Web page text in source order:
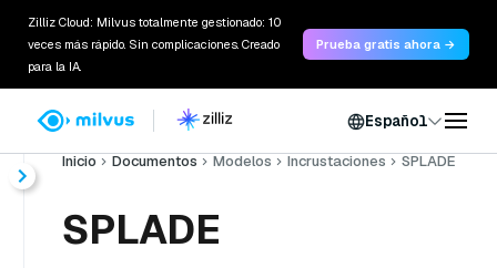
Zilliz Cloud: Milvus totalmente gestionado: 10
veces más rápido. Sin complicaciones. Creado
para la IA.
Prueba gratis ahora →
Español
Inicio Documentos Modelos Incrustaciones SPLADE
SPLADE